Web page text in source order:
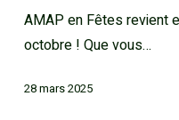
AMAP en Fêtes revient
octobre ! Que vous…
28 mars 2025